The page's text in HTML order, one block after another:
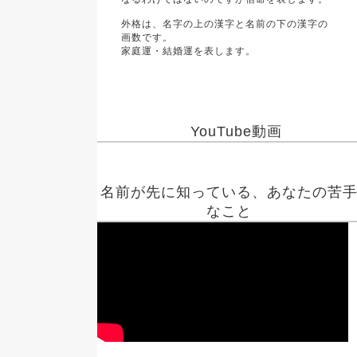
外格は、名字の上の漢字と名前の下の漢字の
画数です。
家庭運・結婚運を表します。
YouTube動画
名前が先に知っている、あなたの苦手
なこと